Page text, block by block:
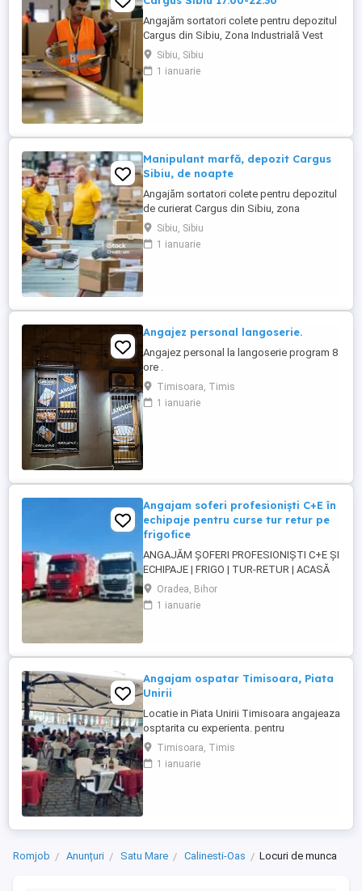
Angajăm sortatori colete pentru depozitul
Cargus din Sibiu, Zona Industrială Vest
(zona aeroportului). Sunt eligibile pentru
post doar persoanele care mai au un
contract de muncă activ sau sunt elevi
Sibiu, Sibiu
1 ianuarie
Manipulant marfă, depozit Cargus
Sibiu, de noapte
Angajăm sortatori colete pentru depozitul
de curierat Cargus din Sibiu, zona
industrială vest (Aeroport) NU oferim
transport. Postul presupune activități de
sortare colete la bandă, scanare și
Sibiu, Sibiu
1 ianuarie
Angajez personal langoserie.
Angajez personal la langoserie program 8
ore .
Timisoara, Timis
1 ianuarie
Angajam soferi profesioniști C+E în
echipaje pentru curse tur retur pe
frigofice
ANGAJĂM ȘOFERI PROFESIONIȘTI C+E ȘI
ECHIPAJE | FRIGO | TUR-RETUR | ACASĂ
SĂPTĂMÂNAL | ORADEA Companie de
transport din Oradea angajează șoferi
profesioniști categoria C+E și echipaje
frigorifice. Căutăm persoane serioase,
responsabile ...
Oradea, Bihor
1 ianuarie
Angajam ospatar Timisoara, Piata
Unirii
Locatie in Piata Unirii Timisoara angajeaza
osptarita cu experienta. pentru
programarea unui interviu, te rugam sa ne
contactezi telefonic
Timisoara, Timis
1 ianuarie
Romjob Anunțuri Satu Mare Calinesti-Oas Locuri de munca